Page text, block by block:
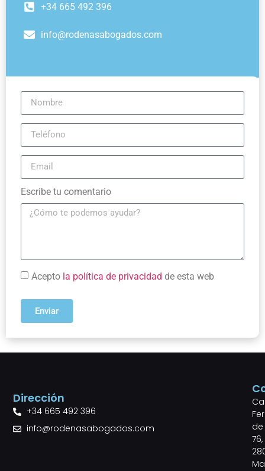
+34 665 492 396
info@rodenasabogados.com
Escribe tu comentario
Acepto la política de privacidad de esta web
Enviar
de
76,
Dirección
+34 665 492 396
info@rodenasabogados.com